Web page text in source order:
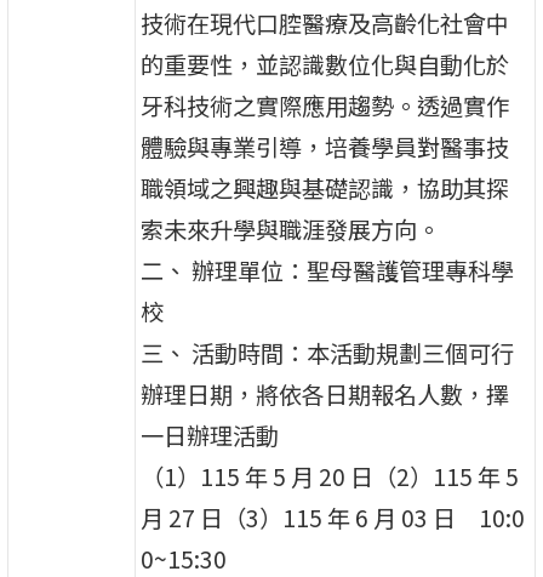
技術在現代口腔醫療及高齡化社會中
的重要性，並認識數位化與自動化於
牙科技術之實際應用趨勢。透過實作
體驗與專業引導，培養學員對醫事技
職領域之興趣與基礎認識，協助其探
索未來升學與職涯發展方向。
二、 辦理單位：聖母醫護管理專科學
校
三、 活動時間：本活動規劃三個可行
辦理日期，將依各日期報名人數，擇
一日辦理活動
（1）115 年 5 月 20 日（2）115 年 5
月 27 日（3）115 年 6 月 03 日 10:0
0~15:30